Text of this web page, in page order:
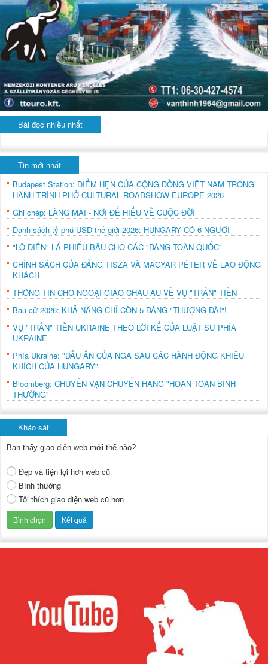
Bài đọc nhiều nhất
Tin mới nhất
Budapest Station: ĐIỂM HẸN CỦA CỘNG ĐỒNG VIỆT NAM TRONG
HÀNH TRÌNH PHỞ CULTURAL ROADSHOW EUROPE 2026
Ghi chép: LÀNG MAI - NƠI ĐỂ HIỂU VỀ CUỘC ĐỜI
Danh sách tỷ phú USD thế giới 2026: HUNGARY CÓ 6 NGƯỜI
"LỘ DIỆN" LÁ PHIẾU BẦU CHO CÁC "ĐẢNG TOÀN QUỐC"
CHÍNH SÁCH CỦA ĐẢNG TISZA VÀ MAGYAR PÉTER VỀ LAO ĐỘNG
KHÁCH
THÔNG TIN CHO NGOẠI GIAO CHÂU ÂU VỀ VỤ "TRẤN" TIỀN
Bầu cử 2026: KHẢ NĂNG CHỈ CÒN 5 ĐẢNG "THƯỢNG ĐÀI"!
VỤ "TRẤN" TIỀN UKRAINE THEO LỜI KỂ CỦA LUẬT SƯ PHÍA
UKRAINE
Phía Ukraine: "DẤU ẤN CỦA NGA SAU CÁC HÀNH ĐỘNG KHIÊU
KHÍCH CỦA HUNGARY"
Bloomberg: CHUYẾN VẬN CHUYỂN HÀNG "HOÀN TOÀN BÌNH
THƯỜNG"
Khảo sát
Bạn thấy giao diện web mới thế nào?
Đẹp và tiện lợi hơn web cũ
Bình thường
Tôi thích giao diện web cũ hơn